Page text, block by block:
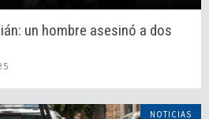
un hombre asesinó a dos
NOTICIAS